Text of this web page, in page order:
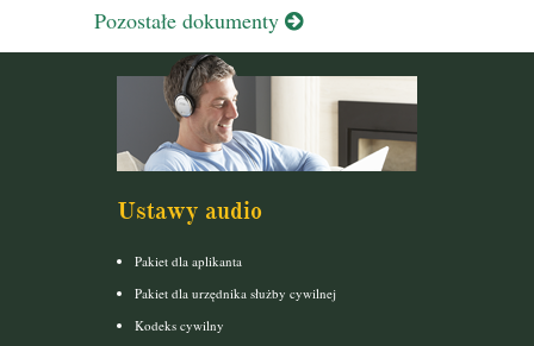
Pozostałe dokumenty
Ustawy audio
Pakiet dla aplikanta
Pakiet dla urzędnika służby cywilnej
Kodeks cywilny